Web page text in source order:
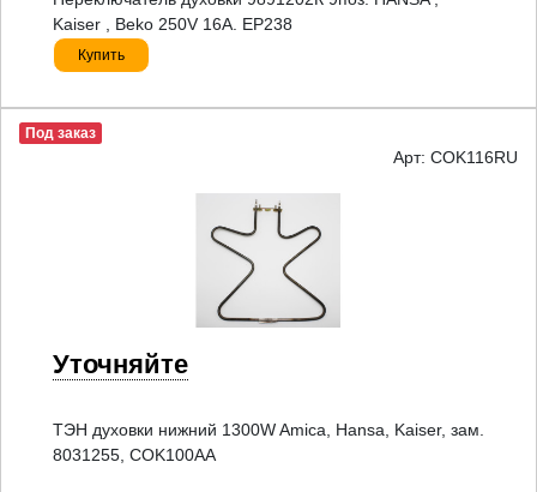
Kaiser , Beko 250V 16A. EP238
Купить
Под заказ
Арт: COK116RU
Уточняйте
ТЭН духовки нижний 1300W Amica, Hansa, Kaiser, зам.
8031255, COK100AA